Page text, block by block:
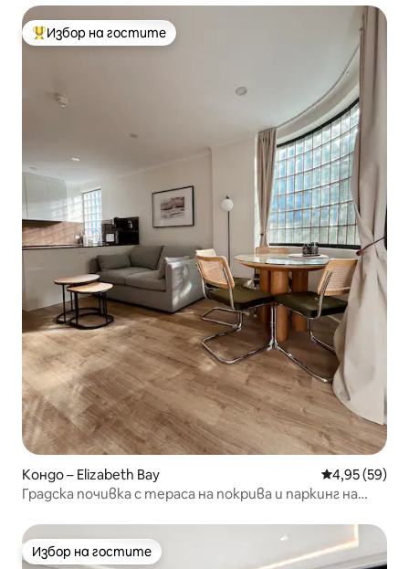
Най-популярен избор на гостите
Избор на гостите
Кондо – Elizabeth Bay Средна
4,95 (59)
Градска почивка с тераса на покрива и паркинг на
Избор на гостите
Избор на гостите